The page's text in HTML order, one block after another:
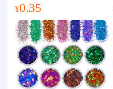
裝飾品
¥0.35